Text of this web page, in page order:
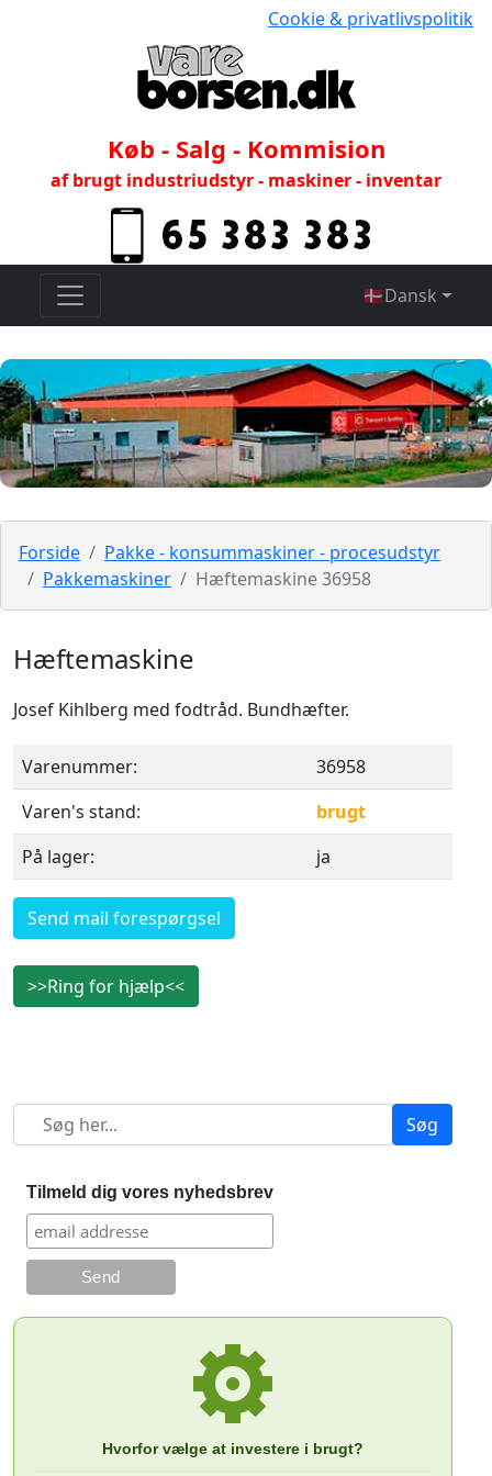
Cookie & privatlivspolitik
Køb - Salg - Kommision
af brugt industriudstyr - maskiner - inventar
🇩🇰Dansk
Forside
Pakke - konsummaskiner - procesudstyr
Pakkemaskiner
Hæftemaskine 36958
Hæftemaskine
Josef Kihlberg med fodtråd. Bundhæfter.
Varenummer:
36958
Varen's stand:
brugt
På lager:
ja
Send mail forespørgsel
>>Ring for hjælp<<
Søg
Tilmeld dig vores nyhedsbrev
Hvorfor vælge at investere i brugt?